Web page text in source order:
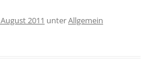
2011 unterAllgemein